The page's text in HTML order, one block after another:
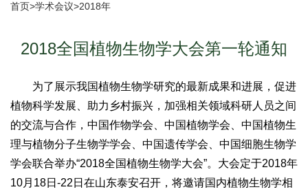
首页>学术会议>2018年
2018全国植物生物学大会第一轮通知
为了展示我国植物生物学研究的最新成果和进展，促进
植物科学发展、助力乡村振兴，加强相关领域科研人员之间
的交流与合作，中国作物学会、中国植物学会、中国植物生
理与植物分子生物学学会、中国遗传学会、中国细胞生物学
学会联合举办“2018全国植物生物学大会”。大会定于2018年
10月18日-22日在山东泰安召开，将邀请国内植物生物学相